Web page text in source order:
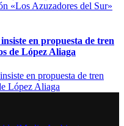
en propuesta de tren
de López Aliaga